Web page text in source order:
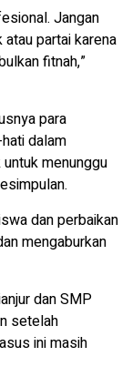
Jangan
partai karena
fitnah,”
para
dalam
menunggu
dan perbaikan
mengaburkan
dan SMP
setelah
ini masih